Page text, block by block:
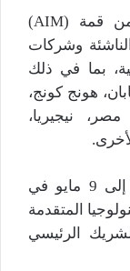
تشهد فعاليات الدورة الثالثة عشرة من قمة (AIM)
وشركات
بما في ذلك
هونج كونج،
مصر، نيجيريا،
تُنظم فعاليات القمة في الفترة من 7 إلى 9 مايو في
المتقدمة
الرئيسي